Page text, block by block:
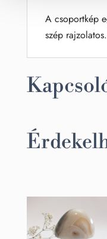
A csoportkép
szép rajzolatos.